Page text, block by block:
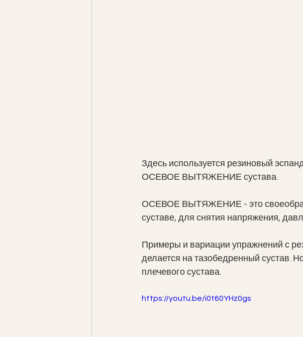
Здесь используется резиновый
ОСЕВОЕ ВЫТЯЖЕНИЕ сустава.
ОСЕВОЕ ВЫТЯЖЕНИЕ - это
суставе, для снятия напряжения,
Примеры и вариации упражнений с
делается на тазобедренный сустав.
плечевого сустава.
https://youtu.be/i0t60YHz0gs